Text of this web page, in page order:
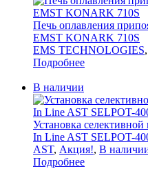
Печь оплавления
EMST KONARK 710S
EMS TECHNOLOGIES,
Подробнее
В наличии
Установка
In Line AST SELPOT-
AST, Акция!, В
Подробнее